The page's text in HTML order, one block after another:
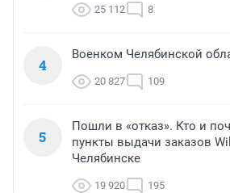
25 112 8
4
Военком Челябинской
20 827 109
5
Пошли в «отказ». Кто и
пункты выдачи заказов
Челябинске
19 920 195